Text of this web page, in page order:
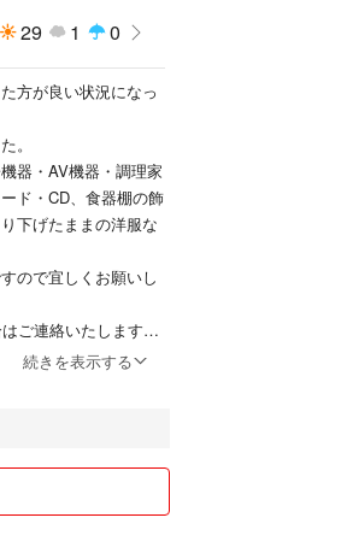
29 1 0
方が良い状況になっ
。
器・AV機器・調理家
ド・CD、食器棚の飾
下げたままの洋服な
ので宜しくお願いし
ご連絡いたします。
ロックする場合があ
商品ページに記載済
続きを表示する